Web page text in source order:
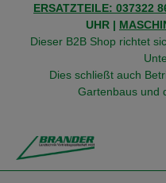
springen
ERSATZTEILE: 037322
UHR |
Dieser B2B Shop richtet
Dies schließt auch
Gartenbaus und